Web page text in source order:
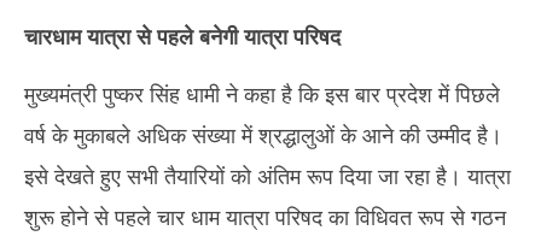
चारधाम यात्रा से पहले बनेगी यात्रा परिषद
मुख्यमंत्री पुष्कर सिंह धामी ने कहा है कि इस बार प्रदेश में पिछले
वर्ष के मुकाबले अधिक संख्या में श्रद्धालुओं के आने की उम्मीद है।
इसे देखते हुए सभी तैयारियों को अंतिम रूप दिया जा रहा है। यात्रा
शुरू होने से पहले चार धाम यात्रा परिषद का विधिवत रूप से गठन